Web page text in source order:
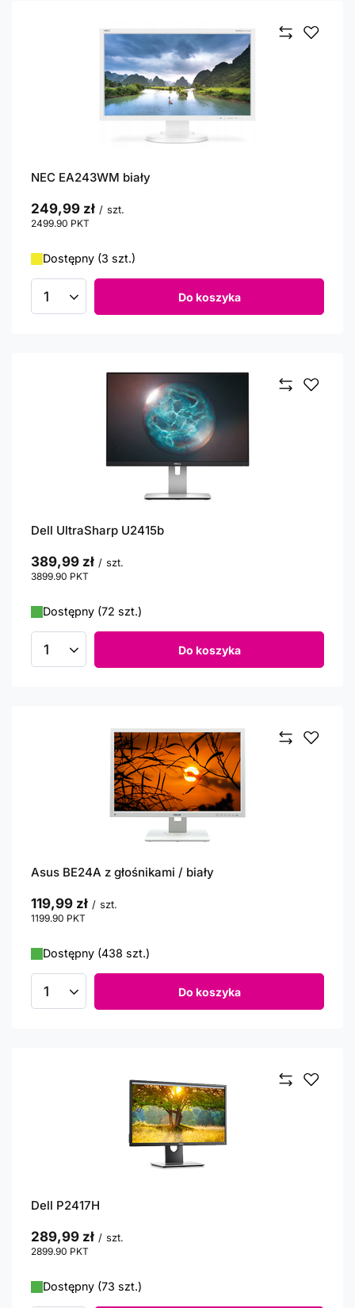
NEC EA243WM biały
249,99 zł / szt.
2499.90 PKT
Dostępny (3 szt.)
Ilość produktów Do koszyka
Dell UltraSharp U2415b
389,99 zł / szt.
3899.90 PKT
Dostępny (72 szt.)
Ilość produktów Do koszyka
Asus BE24A z głośnikami / biały
119,99 zł / szt.
1199.90 PKT
Dostępny (438 szt.)
Ilość produktów Do koszyka
Dell P2417H
289,99 zł / szt.
2899.90 PKT
Dostępny (73 szt.)